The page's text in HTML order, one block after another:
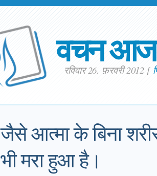
वचन
रविवार 26. फ़रवरी 2012 [
जैसे आत्मा के बिना
भी मरा हुआ है।